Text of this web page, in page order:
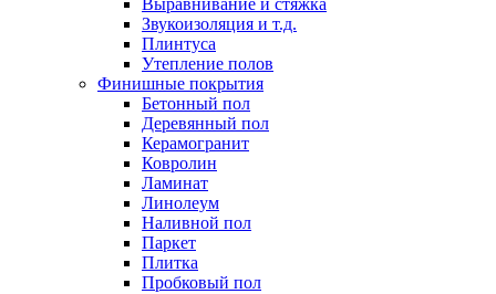
Выравнивание и стяжка
Звукоизоляция и т.д.
Плинтуса
Утепление полов
Финишные покрытия
Бетонный пол
Деревянный пол
Керамогранит
Ковролин
Ламинат
Линолеум
Наливной пол
Паркет
Плитка
Пробковый пол